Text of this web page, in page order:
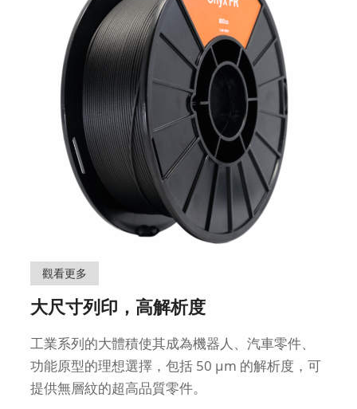
觀看更多
大尺寸列印，高解析度
工業系列的大體積使其成為機器人、汽車零件、
功能原型的理想選擇，包括 50 μm 的解析度，可
提供無層紋的超高品質零件。